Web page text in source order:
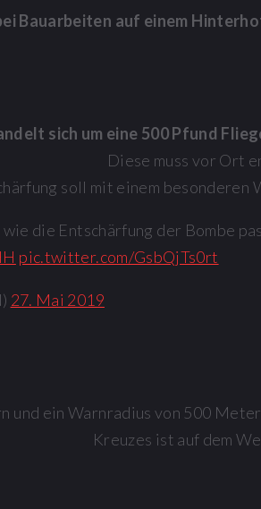
Bauarbeiten auf einem
sich um eine 500 Pfund
Diese muss vor Ort
soll mit einem
die Entschärfung der Bombe
pic.twitter.com/GsbQjTs0rt
27. Mai 2019
und ein Warnradius von 500
Kreuzes ist auf dem